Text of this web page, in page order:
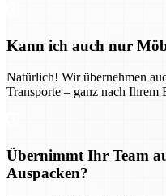
Kann ich auch nur
Natürlich! Wir übernehmen
Transporte – ganz nach Ihrem
Übernimmt Ihr Team
Auspacken?